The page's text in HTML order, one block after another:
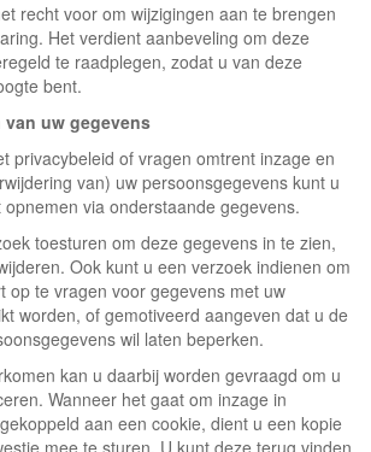
recht voor om wijzigingen aan te brengen
Het verdient aanbeveling om deze
te raadplegen, zodat u van deze
bent.
van uw gegevens
privacybeleid of vragen omtrent inzage en
van) uw persoonsgegevens kunt u
via onderstaande gegevens.
toesturen om deze gegevens in te zien,
Ook kunt u een verzoek indienen om
op te vragen voor gegevens met uw
worden, of gemotiveerd aangeven dat u de
wil laten beperken.
kan u daarbij worden gevraagd om u
Wanneer het gaat om inzage in
aan een cookie, dient u een kopie
mee te sturen. U kunt deze terug vinden